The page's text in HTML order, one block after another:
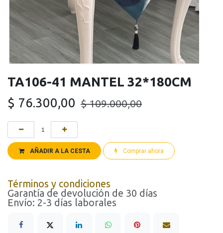
TA106-41 MANTEL 32*180CM
$ 76.300,00 $109.000,00
AÑADIR A LA CESTA Comprar ahora
Términos y condiciones
Garantía de devolución de 30 días
Envío: 2-3 días laborales